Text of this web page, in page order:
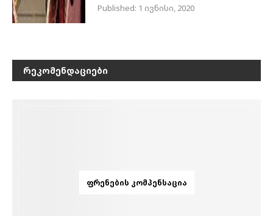
Published: 1 ივნისი, 2020
ᲠᲔᲙᲝᲛᲔᲜᲓᲐᲪᲘᲔᲑᲘ
ᲤᲠᲔᲜᲔᲑᲘᲡ ᲙᲝᲛᲞᲔᲜᲡᲐᲪᲘᲐ